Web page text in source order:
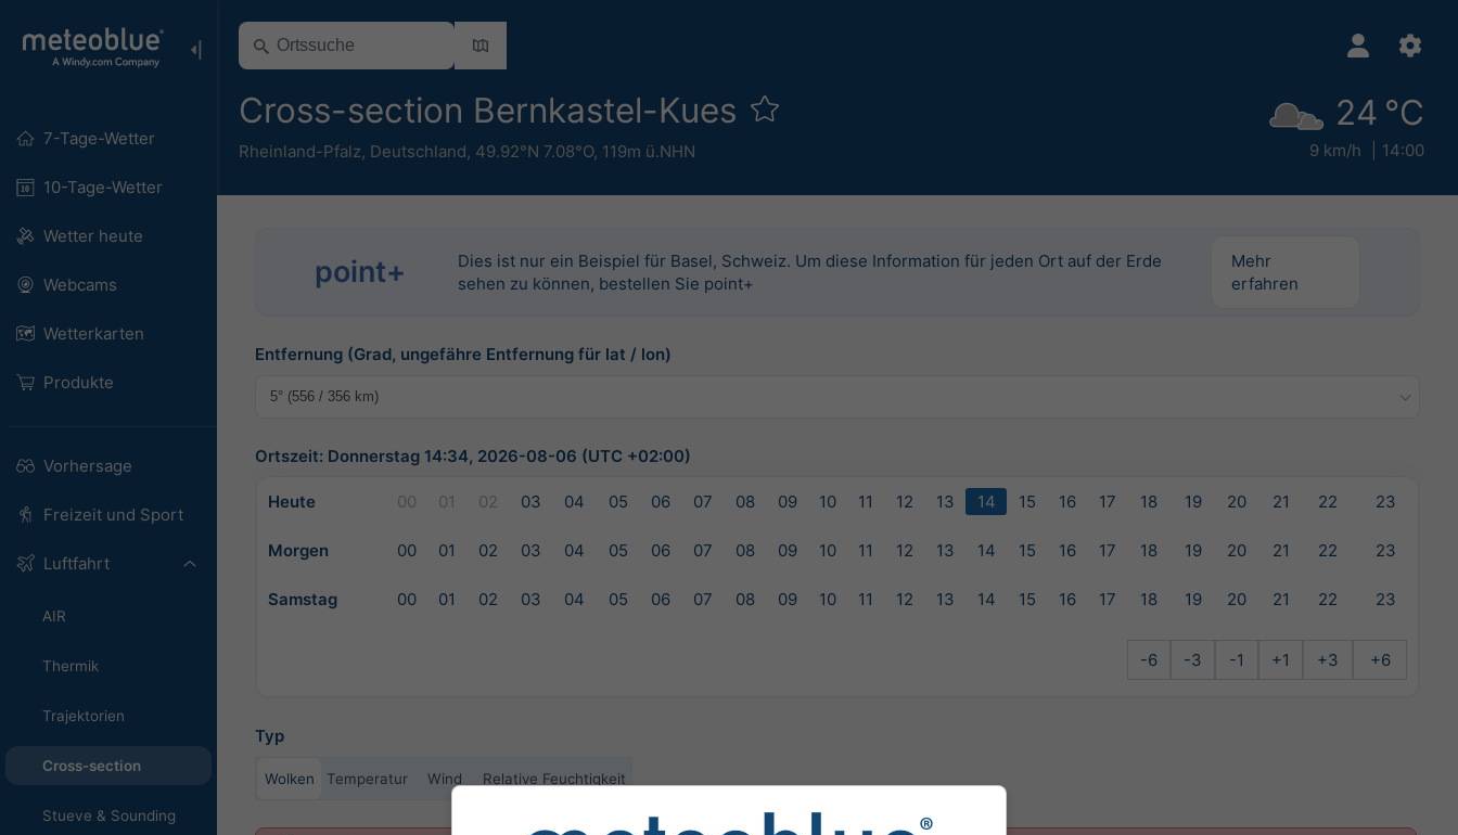
7-Tage-Wetter
10-Tage-Wetter
Wetter heute
Webcams
Wetterkarten
Produkte
Vorhersage
Freizeit und Sport
Luftfahrt
AIR
Thermik
Trajektorien
Cross-section
Stueve & Sounding
Cross-section Bernkastel-Kues
Rheinland-Pfalz, Deutschland, 49.92°N 7.08°O, 119m ü.NHN
24 °C
9 km/h 14:00
point+
Dies ist nur ein Beispiel für Basel, Schweiz. Um diese Information für jeden Ort auf der Erde
sehen zu können, bestellen Sie point+
Mehr
erfahren
Entfernung (Grad, ungefähre Entfernung für lat / lon)
Ortszeit: Donnerstag 14:34, 2026-08-06 (UTC +02:00)
Heute 00 01 02 03 04 05 06 07 08 09 10 11 12 13 14 15 16 17 18 19 20 21 22 23
Morgen 00 01 02 03 04 05 06 07 08 09 10 11 12 13 14 15 16 17 18 19 20 21 22 23
Samstag 00 01 02 03 04 05 06 07 08 09 10 11 12 13 14 15 16 17 18 19 20 21 22 23
-6 -3 -1 +1 +3 +6
Typ
Wolken Temperatur Wind Relative Feuchtigkeit